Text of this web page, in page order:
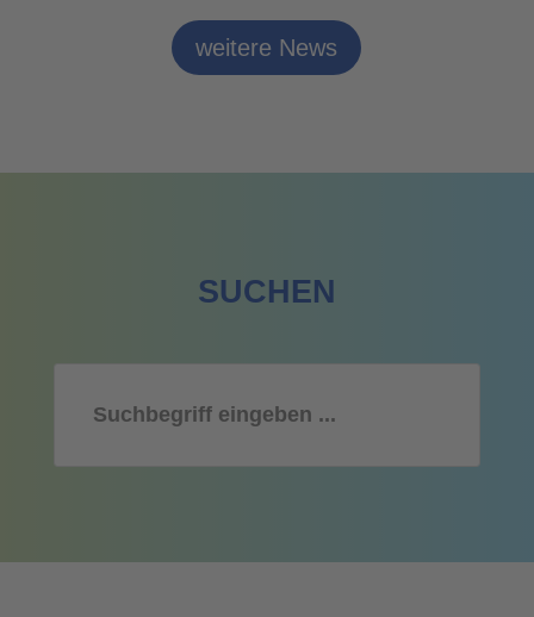
weitere News
SUCHEN